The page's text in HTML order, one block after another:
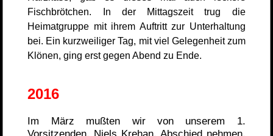
Fischbrötchen. In der Mittagszeit trug die
Heimatgruppe mit ihrem Auftritt zur Unterhaltung
bei. Ein kurzweiliger Tag, mit viel Gelegenheit zum
Klönen, ging erst gegen Abend zu Ende.
2016
Im März mußten wir von unserem 1.